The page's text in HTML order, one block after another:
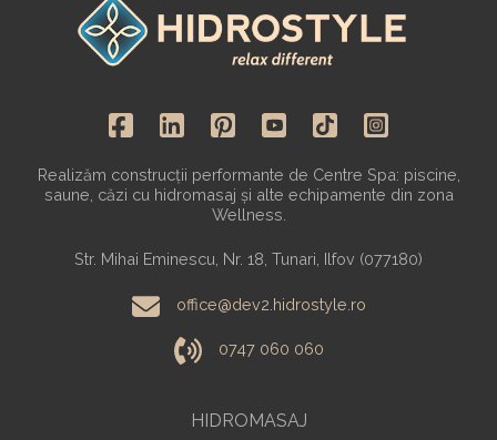
HIDROMASAJ
Realizăm construcții performante de Centre Spa: piscine,
saune, căzi cu hidromasaj și alte echipamente din zona
Wellness.
Str. Mihai Eminescu, Nr. 18, Tunari, Ilfov (077180)
office@dev2.hidrostyle.ro
0747 060 060